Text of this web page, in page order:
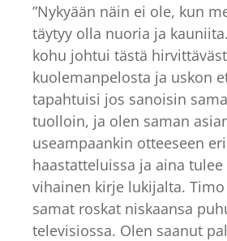
”Nykyään näin ei ole, kun
täytyy olla nuoria ja
kohu johtui tästä
kuolemanpelosta ja uskon
tapahtuisi jos sanoisin
tuolloin, ja olen saman
useampaankin otteeseen
haastatteluissa ja aina
vihainen kirje lukijalta. Timo
samat roskat niskaansa
televisiossa. Olen saanut